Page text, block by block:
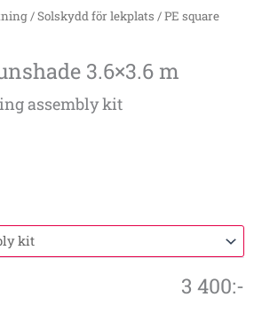
/Solskydd för lekplats / PE square
3.6×3.6 m
assembly kit
3 400:-